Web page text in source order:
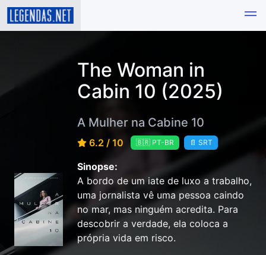
The Woman in
Cabin 10 (2025)
A Mulher na Cabine 10
6.2 / 10 🇧🇷 PT-BR 📄 SRT
Sinopse:
A bordo de um iate de luxo a trabalho,
uma jornalista vê uma pessoa caindo
no mar, mas ninguém acredita. Para
descobrir a verdade, ela coloca a
própria vida em risco.